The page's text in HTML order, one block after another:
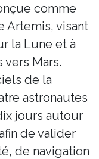
comme
Artemis, visant
la Lune et à
Mars.
de la
astronautes
jours autour
de valider
de navigation